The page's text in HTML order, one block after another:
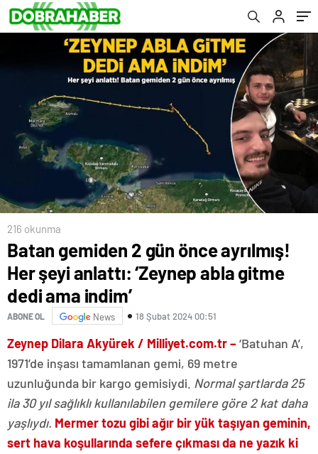
216 okunma
Batan gemiden 2 gün önce ayrılmış!
Her şeyi anlattı: ‘Zeynep abla gitme
dedi ama indim’
ABONE OL News 18 Şubat 2024 00:51
Zeynep Dilara Akyürek / Milliyet.com.tr – ‘Batuhan A’,
1971’de inşası tamamlanan gemi, 69 metre
uzunluğunda bir kargo gemisiydi. Normal şartlarda 25
ila 30 yıl sağlıklı kullanılabilen gemilere göre 2 kat daha
yaşlıydı. Mermer tozu gibi ağır bir yük taşıyan geminin,
sert hava koşullarında sefere çıkması da ne yazık ki
gece gelmesiydi, 2 cinayet işlenecekti